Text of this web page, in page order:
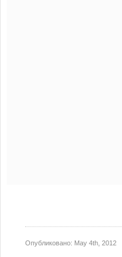
Опубликовано: May 4th, 2012